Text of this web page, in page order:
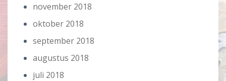
november 2018
oktober 2018
september 2018
augustus 2018
juli 2018